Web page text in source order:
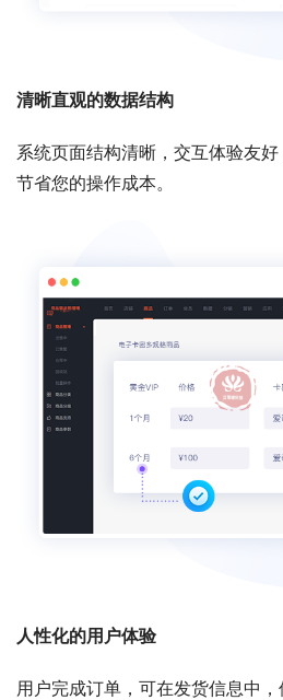
清晰直观的数据结构
系统页面结构清晰，交互体验友好
节省您的操作成本。
人性化的用户体验
用户完成订单，可在发货信息中